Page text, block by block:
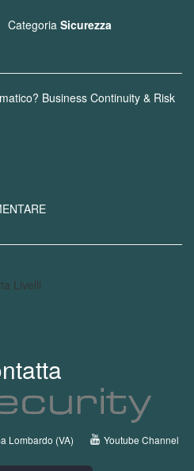
Categoria Sicurezza
Business Continuity & Risk
Livelli
Lombardo (VA) Youtube Channel